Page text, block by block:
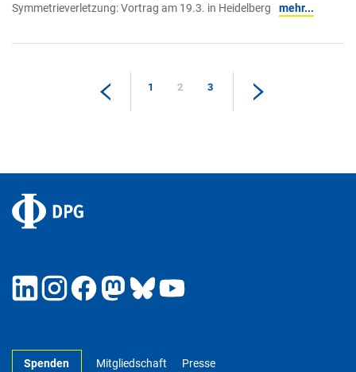
Symmetrieverletzung: Vortrag am 19.3. in Heidelberg
mehr...
1 2 3
Spenden Mitgliedschaft Presse